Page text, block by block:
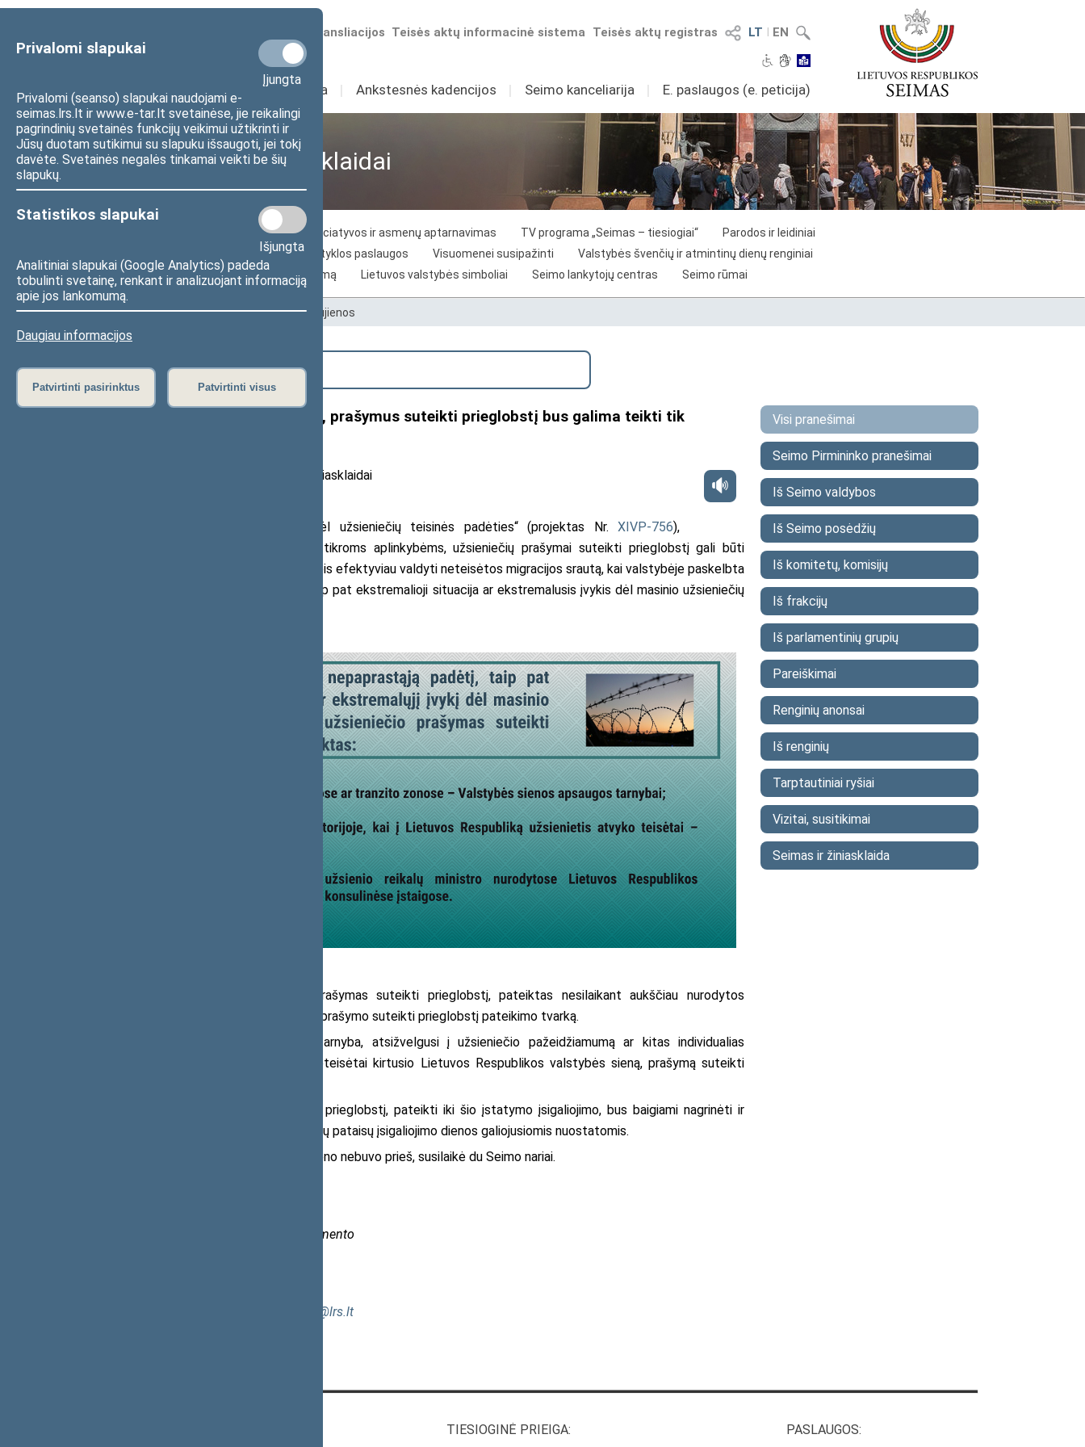
Privalomi slapukai
Įjungta
Privalomi (seanso) slapukai naudojami e-
seimas.lrs.lt ir www.e-tar.lt svetainėse, jie reikalingi
pagrindinių svetainės funkcijų veikimui užtikrinti ir
Jūsų duotam sutikimui su slapuku išsaugoti, jei tokį
davėte. Svetainės negalės tinkamai veikti be šių
slapukų.
Statistikos slapukai
Išjungta
Analitiniai slapukai (Google Analytics) padeda
tobulinti svetainę, renkant ir analizuojant informaciją
apie jos lankomumą.
Daugiau informacijos
Patvirtinti pasirinktus Patvirtinti visus
LT I EN
Teisės aktų registras
Teisės aktų informacinė sistema
Numatomos transliacijos
Sudėtis Veikla I Ankstesnės kadencijos I Seimo kanceliarija I E. paslaugos (e. peticija)
Visuomenei ir žiniasklaidai
Piliečių iniciatyvos ir asmenų aptarnavimas TV programa „Seimas – tiesiogiai“
Parodos ir leidiniai
Seimo skaityklos paslaugos Visuomenei susipažinti
Valstybės švenčių ir atmintinų dienų renginiai
Kelias į Lietuvos nepriklausomybės atkūrimą
Lietuvos valstybės simboliai Seimo lankytojų centras Seimo rūmai
Pradžia>Visuomenei ir žiniasklaidai>Naujienos
Išplėstinė paieška
Esant ekstremaliajai situacijai, prašymus suteikti prieglobstį bus galima teikti tik
2021 m. rugpjūčio 10 d. pranešimas žiniasklaidai
Seimas papildė Įstatymą „Dėl užsieniečių teisinės padėties“(projektas Nr.XIVP-756),
reglamentuodamas, kad, esant tam tikroms aplinkybėms, užsieniečių prašymai suteikti prieglobstį gali būti
teikiami tik nustatytose vietose. Tai leis efektyviau valdyti neteisėtos migracijos srautą, kai valstybėje paskelbta
karo padėtis, nepaprastoji padėtis, taip pat ekstremalioji situacija ar ekstremalusis įvykis dėl masinio užsieniečių
Nustatyta, kad užsieniečio prašymas suteikti prieglobstį, pateiktas nesilaikant aukščiau nurodytos
tvarkos, nebus priimamas, paaiškinant prašymo suteikti prieglobstį pateikimo tvarką.
Valstybės sienos apsaugos tarnyba, atsižvelgusi į užsieniečio pažeidžiamumą ar kitas individualias
aplinkybes, gali priimti užsieniečio, neteisėtai kirtusio Lietuvos Respublikos valstybės sieną, prašymą suteikti
Užsieniečių prašymai suteikti prieglobstį, pateikti iki šio įstatymo įsigaliojimo, bus baigiami nagrinėti ir
sprendimai priimami vadovaujantis iki šių pataisų įsigaliojimo dienos galiojusiomis nuostatomis.
Už įstatymą balsavo 97, nė vieno nebuvo prieš, susilaikė du Seimo nariai.
Informacijos ir komunikacijos departamento
egle.trembo@lrs.lt
Visi pranešimai
Seimo Pirmininko pranešimai
Iš Seimo valdybos
Iš Seimo posėdžių
Iš komitetų, komisijų
Iš frakcijų
Iš parlamentinių grupių
Pareiškimai
Renginių anonsai
Iš renginių
Tarptautiniai ryšiai
Vizitai, susitikimai
Seimas ir žiniasklaida
TIESIOGINĖ PRIEIGA: PASLAUGOS: